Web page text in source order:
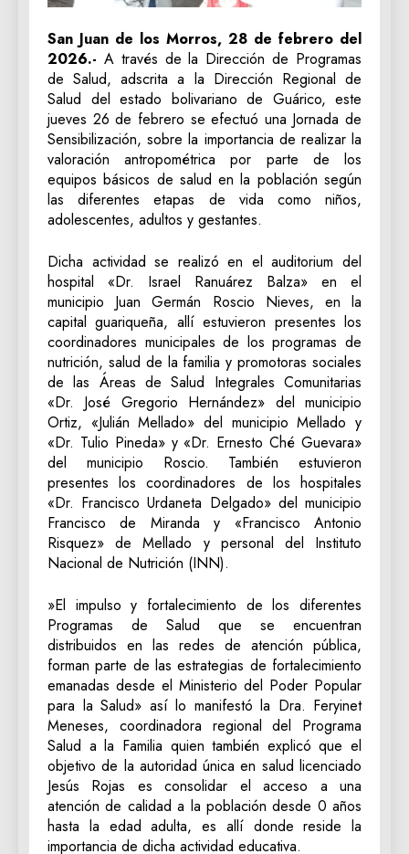
San Juan de los Morros, 28 de febrero del
2026.- A través de la Dirección de Programas
de Salud, adscrita a la Dirección Regional de
Salud del estado bolivariano de Guárico, este
jueves 26 de febrero se efectuó una Jornada de
Sensibilización, sobre la importancia de realizar la
valoración antropométrica por parte de los
equipos básicos de salud en la población según
las diferentes etapas de vida como niños,
adolescentes, adultos y gestantes.
‎Dicha actividad se realizó en el auditorium del
hospital «Dr. Israel Ranuárez Balza» en el
municipio Juan Germán Roscio Nieves, en la
capital guariqueña, allí estuvieron presentes los
coordinadores municipales de los programas de
nutrición, salud de la familia y promotoras sociales
de las Áreas de Salud Integrales Comunitarias
«Dr. José Gregorio Hernández» del municipio
Ortiz, «Julián Mellado» del municipio Mellado y
«Dr. Tulio Pineda» y «Dr. Ernesto Ché Guevara»
del municipio Roscio. También estuvieron
presentes los coordinadores de los hospitales
«Dr. Francisco Urdaneta Delgado» del municipio
Francisco de Miranda y «Francisco Antonio
Risquez» de Mellado y personal del Instituto
Nacional de Nutrición (INN).
‎»El impulso y fortalecimiento de los diferentes
Programas de Salud que se encuentran
distribuidos en las redes de atención pública,
forman parte de las estrategias de fortalecimiento
emanadas desde el Ministerio del Poder Popular
para la Salud» así lo manifestó la Dra. Feryinet
Meneses, coordinadora regional del Programa
Salud a la Familia quien también explicó que el
objetivo de la autoridad única en salud licenciado
Jesús Rojas es consolidar el acceso a una
atención de calidad a la población desde 0 años
hasta la edad adulta, es allí donde reside la
importancia de dicha actividad educativa.